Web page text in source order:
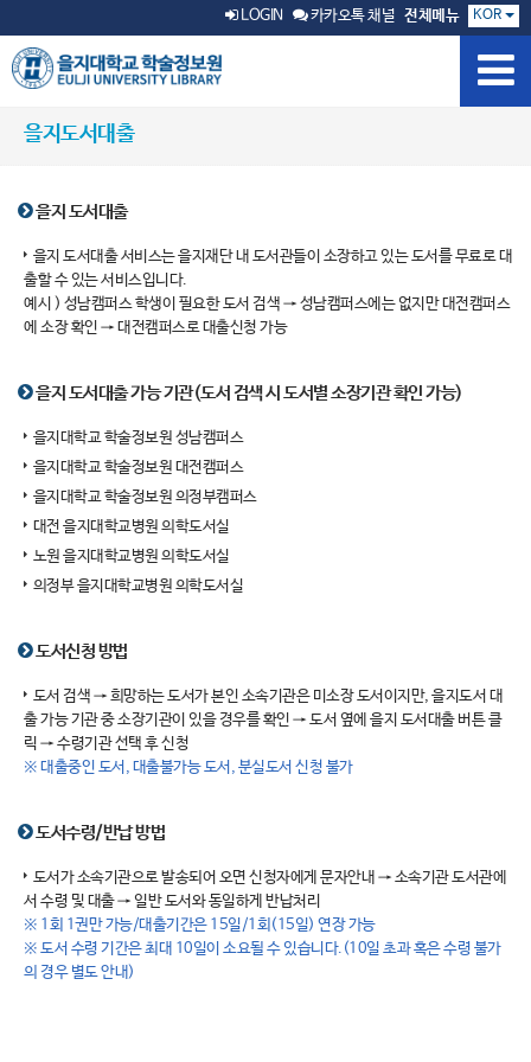
LOGIN 카카오톡 채널 전체메뉴 KOR
을지도서대출
을지 도서대출
을지 도서대출 서비스는 을지재단 내 도서관들이 소장하고 있는 도서를 무료로 대
출할 수 있는 서비스입니다.
예시 ) 성남캠퍼스 학생이 필요한 도서 검색 → 성남캠퍼스에는 없지만 대전캠퍼스
에 소장 확인 → 대전캠퍼스로 대출신청 가능
을지 도서대출 가능 기관(도서 검색 시 도서별 소장기관 확인 가능)
을지대학교 학술정보원 성남캠퍼스
을지대학교 학술정보원 대전캠퍼스
을지대학교 학술정보원 의정부캠퍼스
대전 을지대학교병원 의학도서실
노원 을지대학교병원 의학도서실
의정부 을지대학교병원 의학도서실
도서신청 방법
도서 검색 → 희망하는 도서가 본인 소속기관은 미소장 도서이지만, 을지도서 대
출 가능 기관 중 소장기관이 있을 경우를 확인 → 도서 옆에 을지 도서대출 버튼 클
릭 → 수령기관 선택 후 신청
※ 대출중인 도서, 대출불가능 도서, 분실도서 신청 불가
도서수령/반납 방법
도서가 소속기관으로 발송되어 오면 신청자에게 문자안내 → 소속기관 도서관에
서 수령 및 대출 → 일반 도서와 동일하게 반납처리
※ 1회 1권만 가능/대출기간은 15일/1회(15일) 연장 가능
※ 도서 수령 기간은 최대 10일이 소요될 수 있습니다.(10일 초과 혹은 수령 불가
의 경우 별도 안내)